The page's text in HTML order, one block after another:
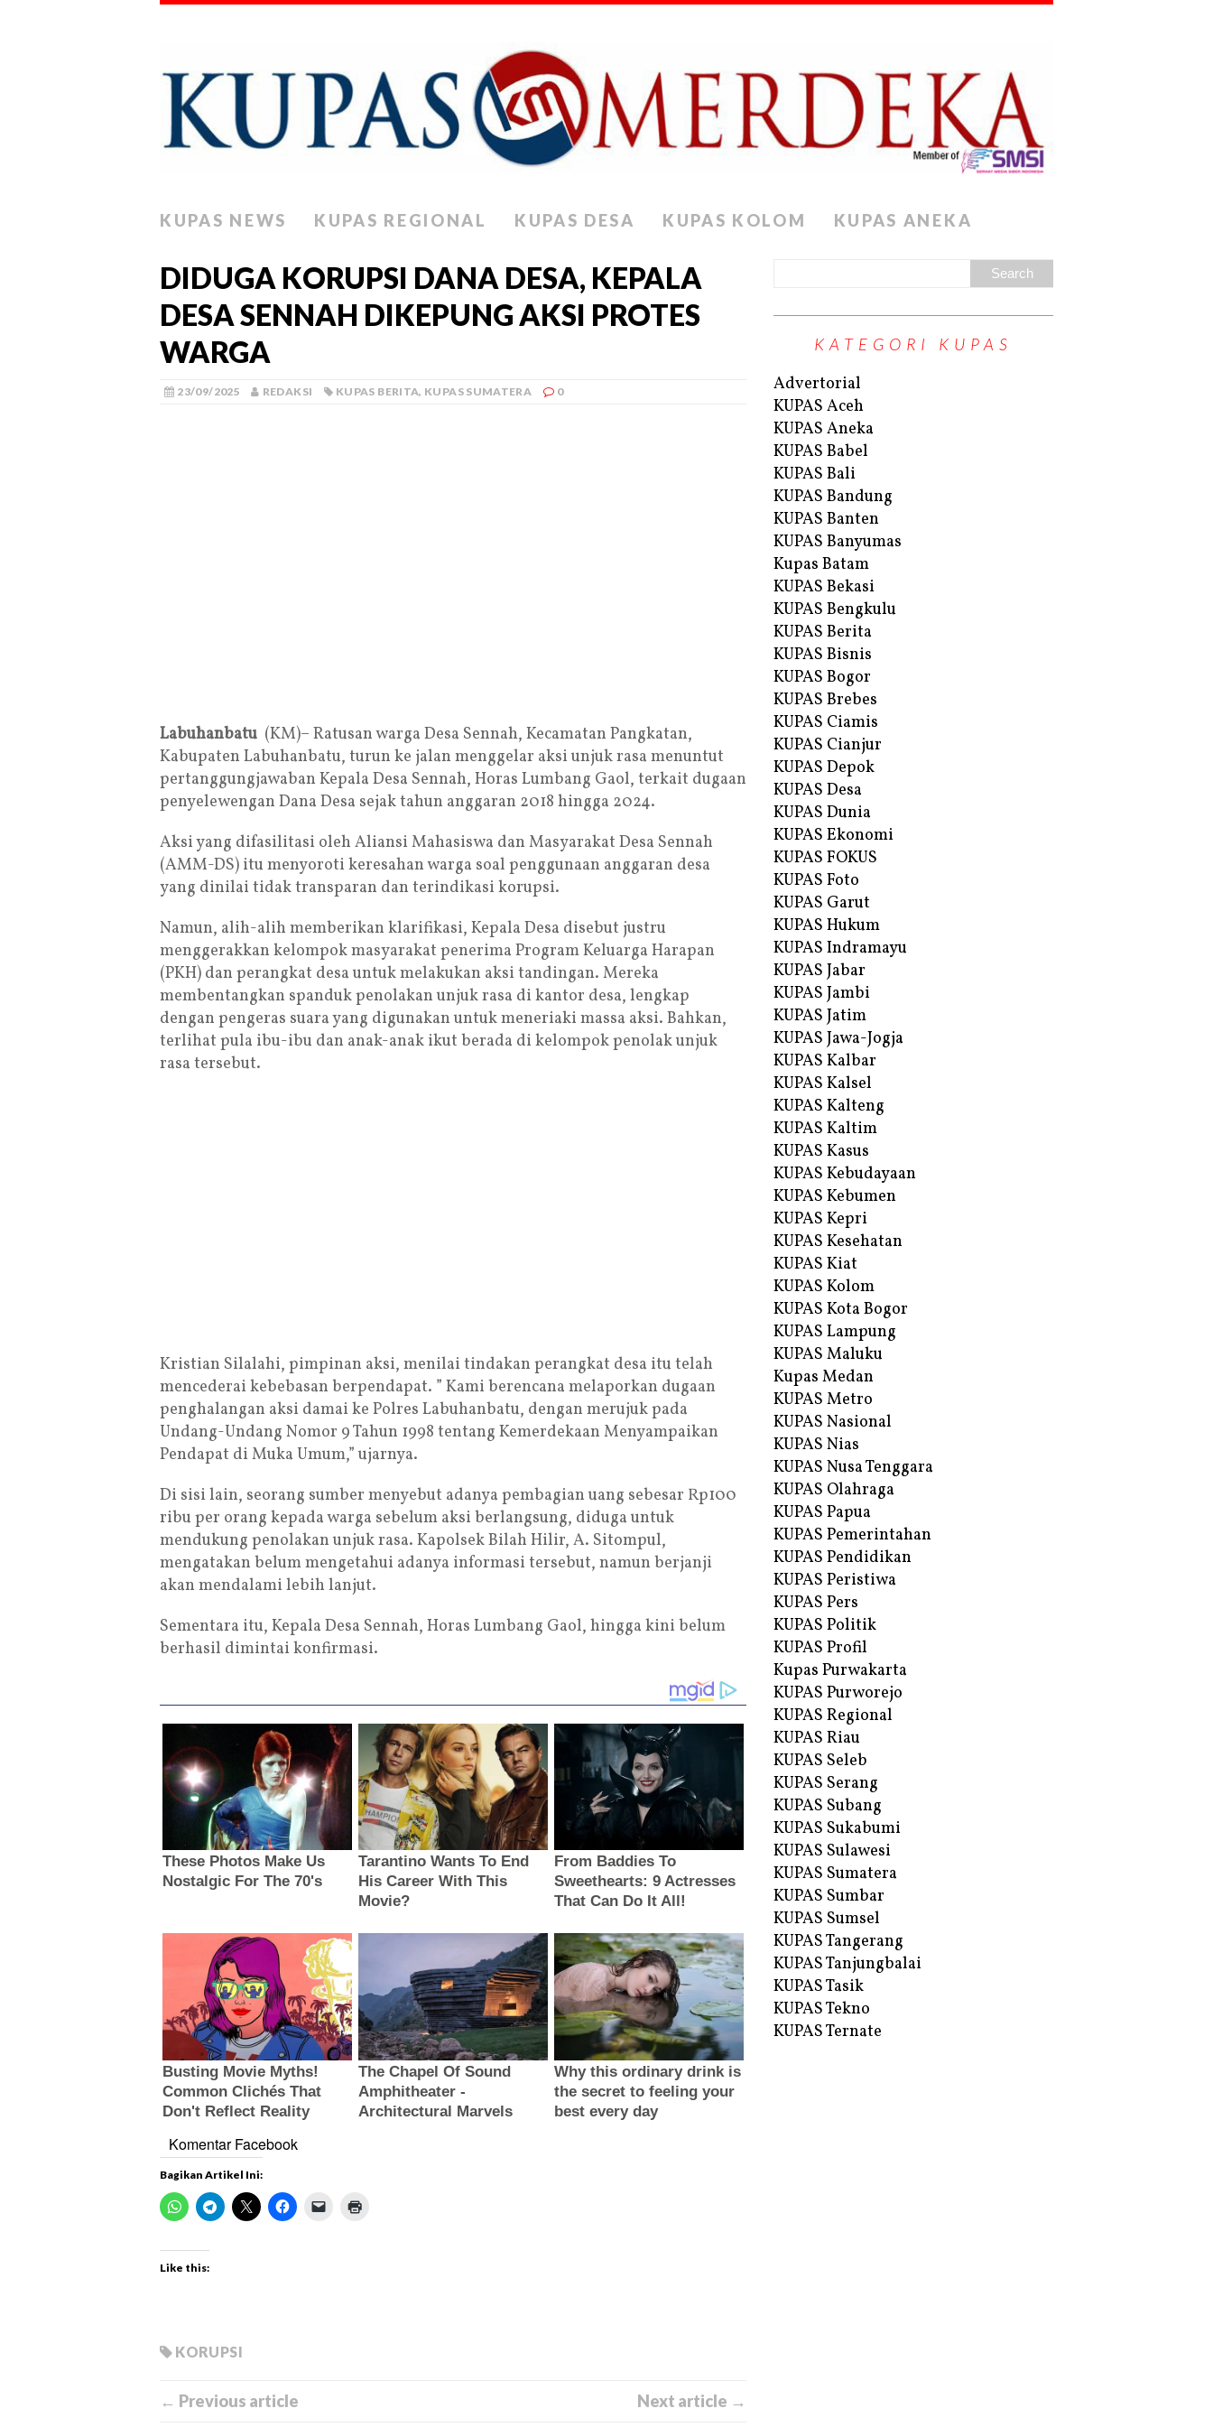
KUPAS NEWS KUPAS REGIONAL KUPAS DESA KUPAS KOLOM KUPAS ANEKA
DIDUGA KORUPSI DANA DESA, KEPALA
DESA SENNAH DIKEPUNG AKSI PROTES
WARGA
23/09/2025 REDAKSI KUPAS BERITA, KUPAS SUMATERA 0
Labuhanbatu (KM)– Ratusan warga Desa Sennah, Kecamatan Pangkatan,
Kabupaten Labuhanbatu, turun ke jalan menggelar aksi unjuk rasa menuntut
pertanggungjawaban Kepala Desa Sennah, Horas Lumbang Gaol, terkait dugaan
penyelewengan Dana Desa sejak tahun anggaran 2018 hingga 2024.
Aksi yang difasilitasi oleh Aliansi Mahasiswa dan Masyarakat Desa Sennah
(AMM-DS) itu menyoroti keresahan warga soal penggunaan anggaran desa
yang dinilai tidak transparan dan terindikasi korupsi.
Namun, alih-alih memberikan klarifikasi, Kepala Desa disebut justru
menggerakkan kelompok masyarakat penerima Program Keluarga Harapan
(PKH) dan perangkat desa untuk melakukan aksi tandingan. Mereka
membentangkan spanduk penolakan unjuk rasa di kantor desa, lengkap
dengan pengeras suara yang digunakan untuk meneriaki massa aksi. Bahkan,
terlihat pula ibu-ibu dan anak-anak ikut berada di kelompok penolak unjuk
rasa tersebut.
Kristian Silalahi, pimpinan aksi, menilai tindakan perangkat desa itu telah
mencederai kebebasan berpendapat. ” Kami berencana melaporkan dugaan
penghalangan aksi damai ke Polres Labuhanbatu, dengan merujuk pada
Undang-Undang Nomor 9 Tahun 1998 tentang Kemerdekaan Menyampaikan
Pendapat di Muka Umum,” ujarnya.
Di sisi lain, seorang sumber menyebut adanya pembagian uang sebesar Rp100
ribu per orang kepada warga sebelum aksi berlangsung, diduga untuk
mendukung penolakan unjuk rasa. Kapolsek Bilah Hilir, A. Sitompul,
mengatakan belum mengetahui adanya informasi tersebut, namun berjanji
akan mendalami lebih lanjut.
Sementara itu, Kepala Desa Sennah, Horas Lumbang Gaol, hingga kini belum
berhasil dimintai konfirmasi.
Komentar Facebook
Bagikan Artikel Ini:
Like this:
KORUPSI
← Previous article Next article →
KATEGORI KUPAS
Advertorial
KUPAS Aceh
KUPAS Aneka
KUPAS Babel
KUPAS Bali
KUPAS Bandung
KUPAS Banten
KUPAS Banyumas
Kupas Batam
KUPAS Bekasi
KUPAS Bengkulu
KUPAS Berita
KUPAS Bisnis
KUPAS Bogor
KUPAS Brebes
KUPAS Ciamis
KUPAS Cianjur
KUPAS Depok
KUPAS Desa
KUPAS Dunia
KUPAS Ekonomi
KUPAS FOKUS
KUPAS Foto
KUPAS Garut
KUPAS Hukum
KUPAS Indramayu
KUPAS Jabar
KUPAS Jambi
KUPAS Jatim
KUPAS Jawa-Jogja
KUPAS Kalbar
KUPAS Kalsel
KUPAS Kalteng
KUPAS Kaltim
KUPAS Kasus
KUPAS Kebudayaan
KUPAS Kebumen
KUPAS Kepri
KUPAS Kesehatan
KUPAS Kiat
KUPAS Kolom
KUPAS Kota Bogor
KUPAS Lampung
KUPAS Maluku
Kupas Medan
KUPAS Metro
KUPAS Nasional
KUPAS Nias
KUPAS Nusa Tenggara
KUPAS Olahraga
KUPAS Papua
KUPAS Pemerintahan
KUPAS Pendidikan
KUPAS Peristiwa
KUPAS Pers
KUPAS Politik
KUPAS Profil
Kupas Purwakarta
KUPAS Purworejo
KUPAS Regional
KUPAS Riau
KUPAS Seleb
KUPAS Serang
KUPAS Subang
KUPAS Sukabumi
KUPAS Sulawesi
KUPAS Sumatera
KUPAS Sumbar
KUPAS Sumsel
KUPAS Tangerang
KUPAS Tanjungbalai
KUPAS Tasik
KUPAS Tekno
KUPAS Ternate